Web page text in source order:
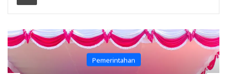
Pemerintahan